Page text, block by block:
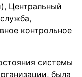
Центральный
контрольное
системы
была